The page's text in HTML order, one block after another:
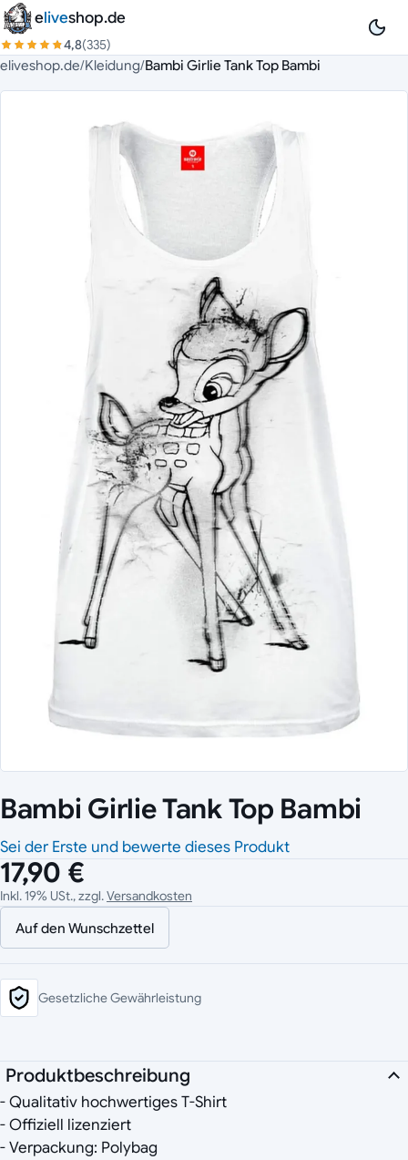
Zum Inhalt springen
eliveshop.de
4,8(335)
eliveshop.de/Kleidung/Bambi Girlie Tank Top Bambi
Bambi Girlie Tank Top Bambi
Sei der Erste und bewerte dieses Produkt
17,90 €
Inkl. 19% USt., zzgl.Versandkosten
Auf den Wunschzettel
Gesetzliche Gewährleistung
Produktbeschreibung
- Qualitativ hochwertiges T-Shirt
- Offiziell lizenziert
- Verpackung: Polybag